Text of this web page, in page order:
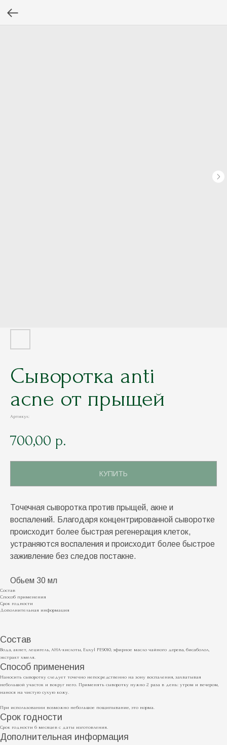
Сыворотка anti
acne от прыщей
Артикул:
700,00 р.
КУПИТЬ
Точечная сыворотка против прыщей, акне и
воспалений. Благодаря концентрированной сыворотке
происходит более быстрая регенерация клеток,
устраняются воспаления и происходит более быстрое
заживление без следов постакне.
Обьем 30 мл
Состав
Способ применения
Срок годности
Дополнительная информация
Состав
Вода, акнет, лецигель, AHA-кислоты, Euxyl PE9010, эфирное масло чайного дерева, бисаболол,
экстракт хмеля.
Способ применения
Наносить сыворотку следует точечно непосредственно на зону воспаления, захватывая
небольшой участок и вокруг него. Применять сыворотку нужно 2 раза в день: утром и вечером,
нанося на чистую сухую кожу.
При использовании возможно небольшое пощипывание, это норма.
Срок годности
Срок годности 6 месяцев с даты изготовления.
Дополнительная информация